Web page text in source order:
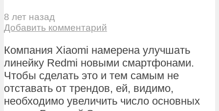
8 лет назад
Добавить комментарий
Компания Xiaomi намерена улучшать
линейку Redmi новыми смартфонами.
Чтобы сделать это и тем самым не
отставать от трендов, ей, видимо,
необходимо увеличить число основных